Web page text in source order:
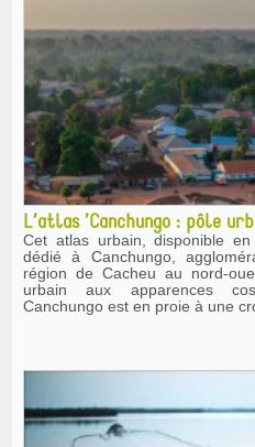
L’atlas ’Canchungo : pôle
Cet atlas urbain, disponible
dédié à Canchungo,
région de Cacheu au nord-ouest
urbain aux apparences
Canchungo est en proie à une